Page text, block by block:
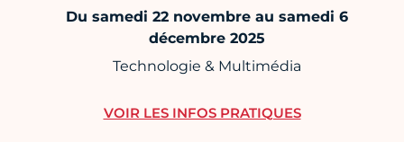
Du samedi 22 novembre au samedi 6
décembre 2025
Technologie & Multimédia
VOIR LES INFOS PRATIQUES